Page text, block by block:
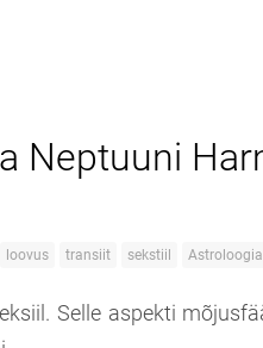
Neptuuni
loovus transiit sekstiil Astroloogia
Selle aspekti